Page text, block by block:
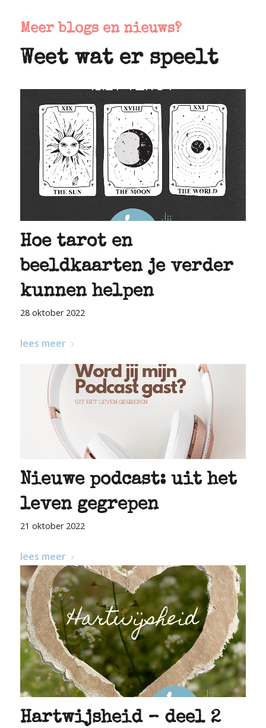
Meer blogs en nieuws?
Weet wat er speelt
Hoe tarot en
beeldkaarten je verder
kunnen helpen
28 oktober 2022
lees meer
Nieuwe podcast: uit het
leven gegrepen
21 oktober 2022
lees meer
Hartwijsheid – deel 2